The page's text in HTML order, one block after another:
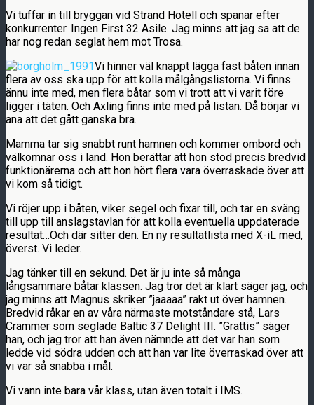
Vi tuffar in till bryggan vid Strand Hotell och spanar efter
konkurrenter. Ingen First 32 Asile. Jag minns att jag sa att de
har nog redan seglat hem mot Trosa.
Vi hinner väl knappt lägga fast båten innan
flera av oss ska upp för att kolla målgångslistorna. Vi finns
ännu inte med, men flera båtar som vi trott att vi varit före
ligger i täten. Och Axling finns inte med på listan. Då börjar vi
ana att det gått ganska bra.
Mamma tar sig snabbt runt hamnen och kommer ombord och
välkomnar oss i land. Hon berättar att hon stod precis bredvid
funktionärerna och att hon hört flera vara överraskade över att
vi kom så tidigt.
Vi röjer upp i båten, viker segel och fixar till, och tar en sväng
till upp till anslagstavlan för att kolla eventuella uppdaterade
resultat…Och där sitter den. En ny resultatlista med X-iL med,
överst. Vi leder.
Jag tänker till en sekund. Det är ju inte så många
långsammare båtar klassen. Jag tror det är klart säger jag, och
jag minns att Magnus skriker ”jaaaaa” rakt ut över hamnen.
Bredvid råkar en av våra närmaste motståndare stå, Lars
Crammer som seglade Baltic 37 Delight III. ”Grattis” säger
han, och jag tror att han även nämnde att det var han som
ledde vid södra udden och att han var lite överraskad över att
vi var så snabba i mål.
Vi vann inte bara vår klass, utan även totalt i IMS.